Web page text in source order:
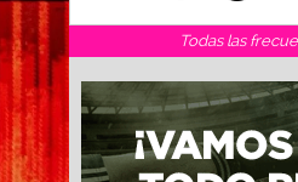
Todas las